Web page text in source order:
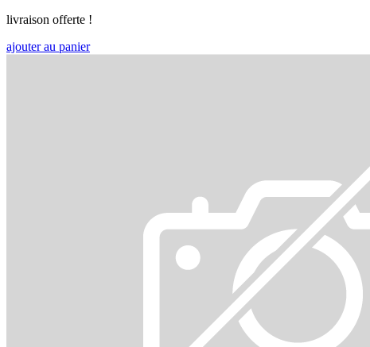
livraison offerte !
ajouter au panier